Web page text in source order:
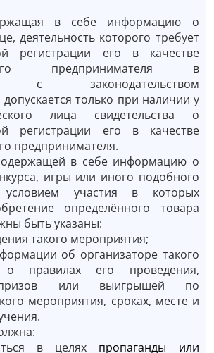
в себе информацию о
деятельность которого требует
регистрации его в качестве
предпринимателя в
с законодательством
только при наличии у
лица свидетельства о
регистрации его в качестве
предпринимателя.
в себе информацию о
игры или иного подобного
условием участия в которых
определённого товара
быть указаны:
такого мероприятия;
об организаторе такого
о правилах его проведения,
призов или выигрышей по
мероприятия, сроках, месте и
в целях пропаганды или